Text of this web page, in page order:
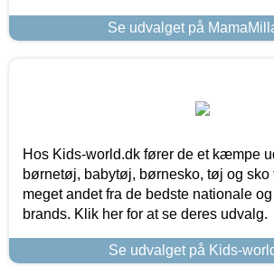
Se udvalget på
Hos Kids-world.dk fører de et kæmpe
børnetøj, babytøj, børnesko, tøj og sko
meget andet fra de bedste nationale
brands. Klik her for at se deres udvalg.
Se udvalget på Kids-